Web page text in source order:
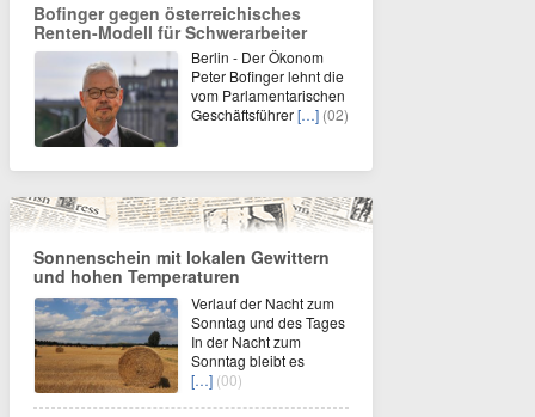
Bofinger gegen österreichisches
Renten-Modell für Schwerarbeiter
Berlin - Der Ökonom
Peter Bofinger lehnt die
vom Parlamentarischen
Geschäftsführer[…] (02)
Sonnenschein mit lokalen Gewittern
und hohen Temperaturen
Verlauf der Nacht zum
Sonntag und des Tages
In der Nacht zum
Sonntag bleibt es
[…] (00)